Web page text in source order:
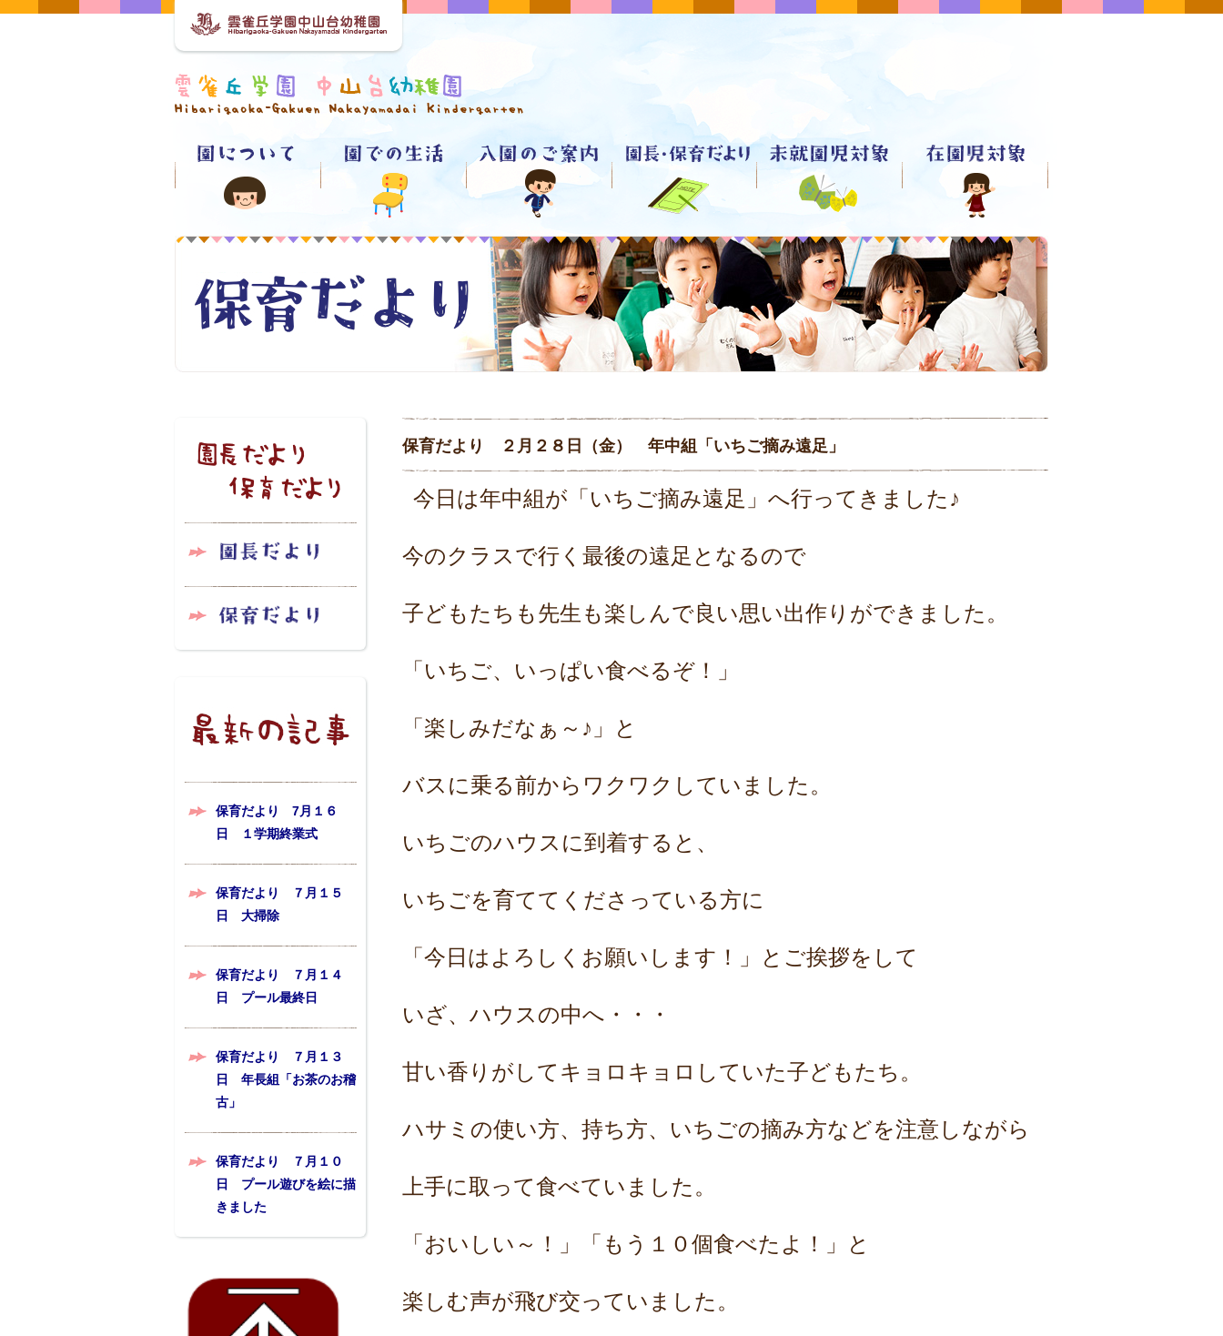
保育だより 7月１６
日 １学期終業式
保育だより ７月１５
日 大掃除
保育だより ７月１４
日 プール最終日
保育だより ７月１３
日 年長組「お茶のお稽
古」
保育だより ７月１０
日 プール遊びを絵に描
きました
保育だより ２月２８日（金） 年中組「いちご摘み遠足」
今日は年中組が「いちご摘み遠足」へ行ってきました♪
今のクラスで行く最後の遠足となるので
子どもたちも先生も楽しんで良い思い出作りができました。
「いちご、いっぱい食べるぞ！」
「楽しみだなぁ～♪」と
バスに乗る前からワクワクしていました。
いちごのハウスに到着すると、
いちごを育ててくださっている方に
「今日はよろしくお願いします！」とご挨拶をして
いざ、ハウスの中へ・・・
甘い香りがしてキョロキョロしていた子どもたち。
ハサミの使い方、持ち方、いちごの摘み方などを注意しながら
上手に取って食べていました。
「おいしい～！」「もう１０個食べたよ！」と
楽しむ声が飛び交っていました。